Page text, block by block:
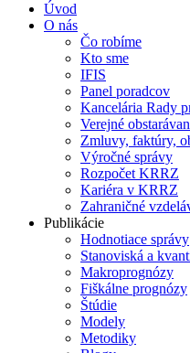
Úvod
O nás
Čo robíme
Kto sme
IFIS
Panel poradcov
Kancelária Rady
Verejné
Zmluvy, faktúry,
Výročné správy
Rozpočet KRRZ
Kariéra v KRRZ
Zahraničné
Publikácie
Hodnotiace správy
Stanoviská a
Makroprognózy
Fiškálne prognózy
Štúdie
Modely
Metodiky